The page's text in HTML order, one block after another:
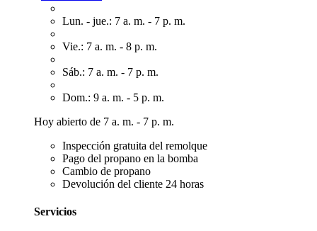
Lun. - jue.: 7 a. m. - 7 p. m.
Vie.: 7 a. m. - 8 p. m.
Sáb.: 7 a. m. - 7 p. m.
Dom.: 9 a. m. - 5 p. m.
Hoy abierto de 7 a. m. - 7 p. m.
Inspección gratuita del remolque
Pago del propano en la bomba
Cambio de propano
Devolución del cliente 24 horas
Servicios